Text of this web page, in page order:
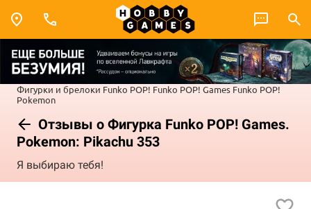
Фигурки и брелоки Funko POP! Funko POP! Games Funko POP!
Pokemon
Отзывы о Фигурка Funko POP! Games.
Pokemon: Pikachu 353
Я выбираю тебя!